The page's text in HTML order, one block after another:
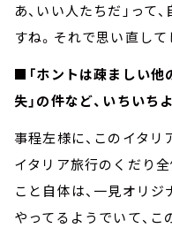
あ、いい人たちだ」って
すね。それで思い直して
■「ホントは疎ましい他
失」の件など、いちい
事程左様に、このイタ
イタリア旅行のくだり全
こと自体は、一見オリ
やってるようでいて、こ